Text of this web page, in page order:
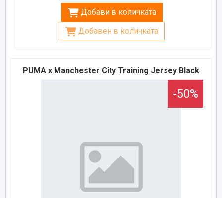
Добави в количката
Добавен в количката
PUMA x Manchester City Training Jersey Black
-50%